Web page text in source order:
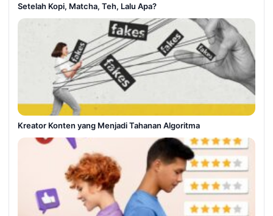
Setelah Kopi, Matcha, Teh, Lalu Apa?
Kreator Konten yang Menjadi Tahanan Algoritma